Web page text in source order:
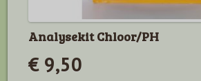
Analysekit Chloor/PH
€ 9,50